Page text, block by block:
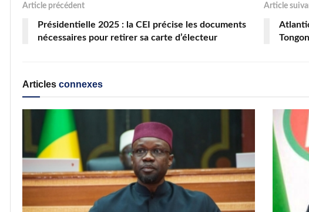
Article précédent
Présidentielle 2025 : la CEI précise les documents
nécessaires pour retirer sa carte d’électeur
Article
Articles connexes